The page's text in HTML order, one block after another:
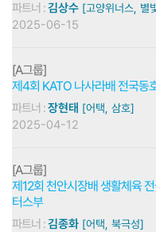
파트너 :김상수 [고양위너스, 별
2025-06-15
[A그룹]
제4회 KATO 나사라배 전국동
파트너 :장현태 [어택, 삼호]
2025-04-12
[A그룹]
제12회 천안시장배 생활체육
터스부
파트너 :김종화 [어택, 북극성]